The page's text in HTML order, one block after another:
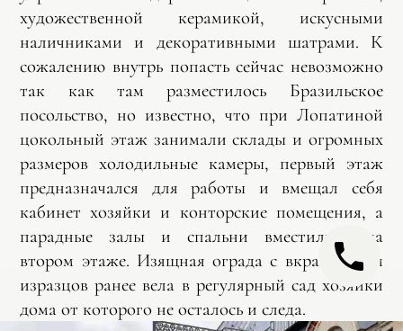
художественной керамикой, искусными
наличниками и декоративными шатрами. К
сожалению внутрь попасть сейчас невозможно
так как там разместилось Бразильское
посольство, но известно, что при Лопатиной
цокольный этаж занимали склады и огромных
размеров холодильные камеры, первый этаж
предназначался для работы и вмещал себя
кабинет хозяйки и конторские помещения, а
парадные залы и спальни вместились на
втором этаже. Изящная ограда с вкраплением
изразцов ранее вела в регулярный сад хозяйки
дома от которого не осталось и следа.